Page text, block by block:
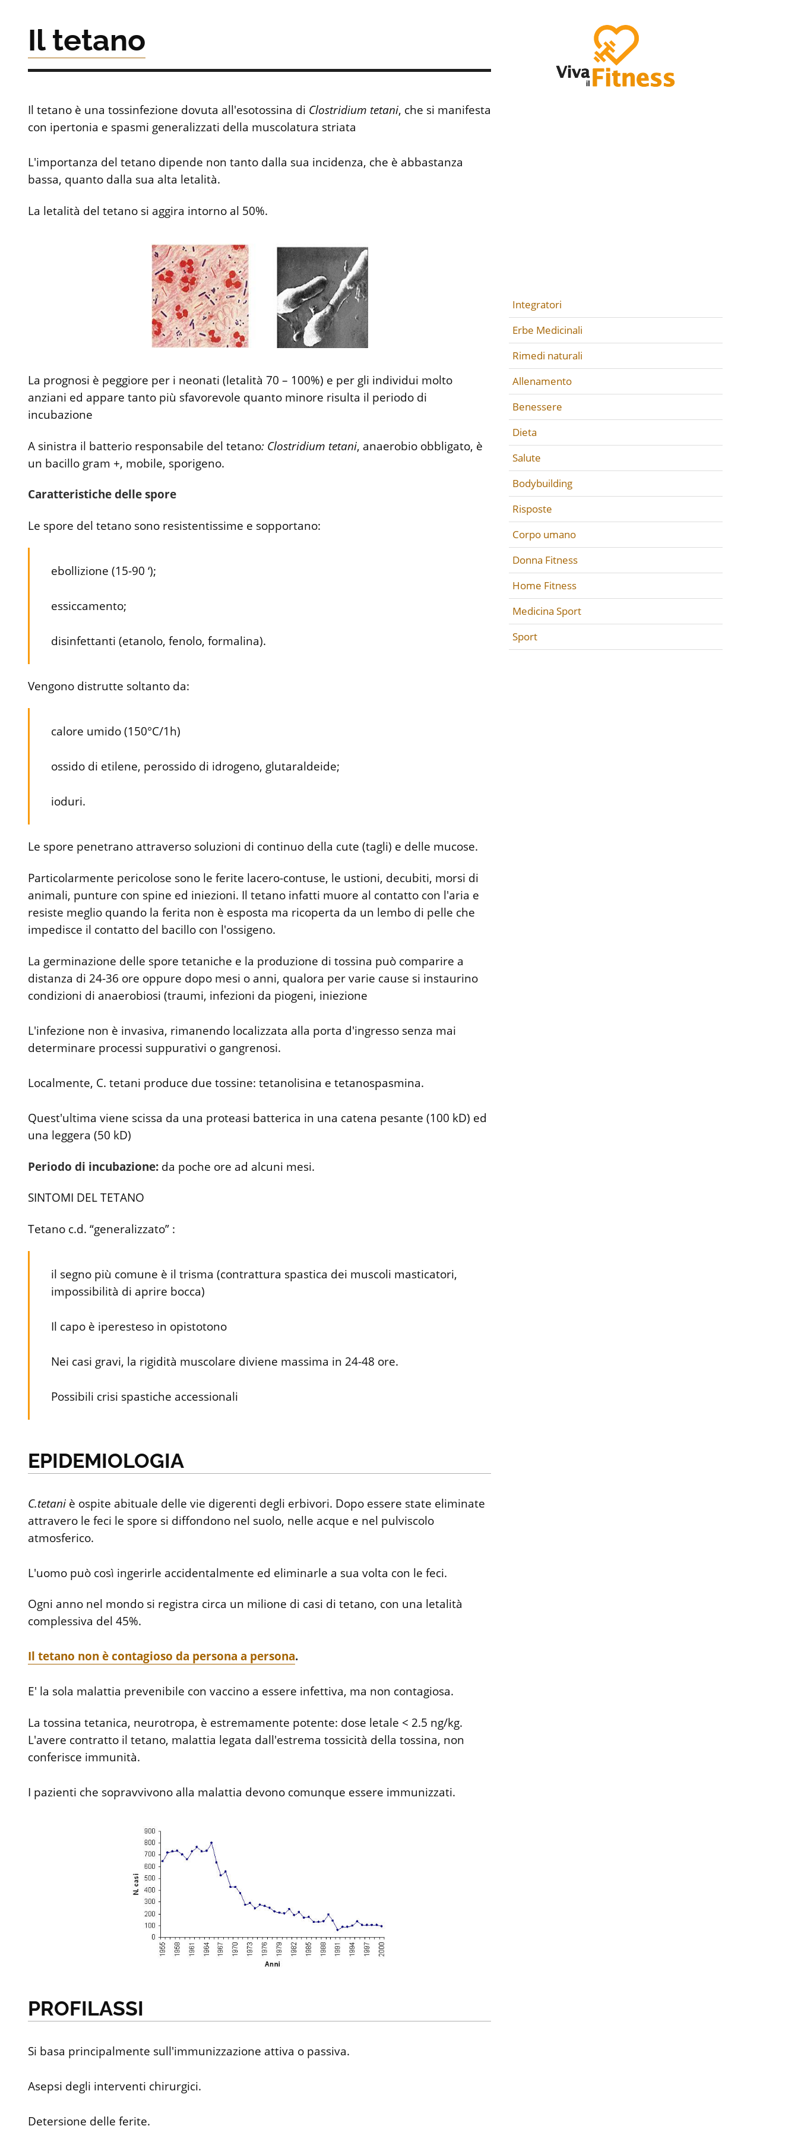
Il tetano
Il tetano è una tossinfezione dovuta all'esotossina di Clostridium tetani, che si manifesta
con ipertonia e spasmi generalizzati della muscolatura striata
L'importanza del tetano dipende non tanto dalla sua incidenza, che è abbastanza
bassa, quanto dalla sua alta letalità.
La letalità del tetano si aggira intorno al 50%.
La prognosi è peggiore per i neonati (letalità 70 – 100%) e per gli individui molto
anziani ed appare tanto più sfavorevole quanto minore risulta il periodo di
incubazione
A sinistra il batterio responsabile del tetano: Clostridium tetani, anaerobio obbligato, è
un bacillo gram +, mobile, sporigeno.
Caratteristiche delle spore
Le spore del tetano sono resistentissime e sopportano:
ebollizione (15-90 ‘);
essiccamento;
disinfettanti (etanolo, fenolo, formalina).
Vengono distrutte soltanto da:
calore umido (150°C/1h)
ossido di etilene, perossido di idrogeno, glutaraldeide;
ioduri.
Le spore penetrano attraverso soluzioni di continuo della cute (tagli) e delle mucose.
Particolarmente pericolose sono le ferite lacero-contuse, le ustioni, decubiti, morsi di
animali, punture con spine ed iniezioni. Il tetano infatti muore al contatto con l'aria e
resiste meglio quando la ferita non è esposta ma ricoperta da un lembo di pelle che
impedisce il contatto del bacillo con l'ossigeno.
La germinazione delle spore tetaniche e la produzione di tossina può comparire a
distanza di 24-36 ore oppure dopo mesi o anni, qualora per varie cause si instaurino
condizioni di anaerobiosi (traumi, infezioni da piogeni, iniezione
L'infezione non è invasiva, rimanendo localizzata alla porta d'ingresso senza mai
determinare processi suppurativi o gangrenosi.
Localmente, C. tetani produce due tossine: tetanolisina e tetanospasmina.
Quest'ultima viene scissa da una proteasi batterica in una catena pesante (100 kD) ed
una leggera (50 kD)
Periodo di incubazione: da poche ore ad alcuni mesi.
SINTOMI DEL TETANO
Tetano c.d. “generalizzato” :
il segno più comune è il trisma (contrattura spastica dei muscoli masticatori,
impossibilità di aprire bocca)
Il capo è iperesteso in opistotono
Nei casi gravi, la rigidità muscolare diviene massima in 24-48 ore.
Possibili crisi spastiche accessionali
EPIDEMIOLOGIA
C.tetani è ospite abituale delle vie digerenti degli erbivori. Dopo essere state eliminate
attravero le feci le spore si diffondono nel suolo, nelle acque e nel pulviscolo
atmosferico.
L'uomo può così ingerirle accidentalmente ed eliminarle a sua volta con le feci.
Ogni anno nel mondo si registra circa un milione di casi di tetano, con una letalità
complessiva del 45%.
Il tetano non è contagioso da persona a persona.
E' la sola malattia prevenibile con vaccino a essere infettiva, ma non contagiosa.
La tossina tetanica, neurotropa, è estremamente potente: dose letale < 2.5 ng/kg.
L'avere contratto il tetano, malattia legata dall'estrema tossicità della tossina, non
conferisce immunità.
I pazienti che sopravvivono alla malattia devono comunque essere immunizzati.
PROFILASSI
Si basa principalmente sull'immunizzazione attiva o passiva.
Asepsi degli interventi chirurgici.
Detersione delle ferite.
Integratori
Erbe Medicinali
Rimedi naturali
Allenamento
Benessere
Dieta
Salute
Bodybuilding
Risposte
Corpo umano
Donna Fitness
Home Fitness
Medicina Sport
Sport